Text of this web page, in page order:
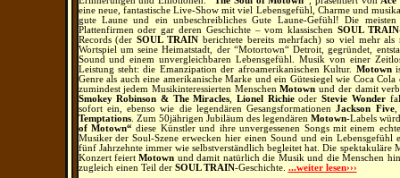
eine neue, fantastische Live-Show mit viel Lebensgefühl, Charme und
gute Laune und ein unbeschreibliches Gute Laune-Gefühl! Die
Plattenfirmen oder gar deren Geschichte – vom klassischen SOUL TRAIN
Records (derSOUL TRAIN berichtete bereits mehrfach) so viel mehr
Wortspiel um seine Heimatstadt, der “Motortown“ Detroit, gegründet,
Sound und einem unvergleichbaren Lebensgefühl. Musik von einer
Leistung steht: die Emanzipation der afroamerikanischen Kultur.
Motown
Genre als auch eine amerikanische Marke und ein Gütesiegel wie Coca
zumindest jedem Musikinteressierten MenschenMotown und der damit
Smokey Robinson & The Miracles ,Lionel RichieoderStevie Wonder
sofort ein, ebenso wie die legendären GesangsformationenJackson Five
Temptations. Zum 50jährigen Jubiläum des legendären Motown-Labels
of Motown“ diese Künstler und ihre unvergessenen Songs mit einem
Musiker der Soul-Szene erwecken hier einen Sound und ein Lebensgefühl
fünf Jahrzehnte immer wie selbstverständlich begleitet hat. Die
Konzert feiertMotown und damit natürlich die Musik und die Menschen
zugleich einen Teil der SOUL TRAIN-Geschichte. ...weiter lesen›››